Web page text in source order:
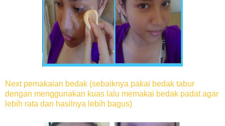
Next pemakaian bedak (sebaiknya pakai bedak tabur
dengan menggunakan kuas lalu memakai bedak padat agar
lebih rata dan hasilnya lebih bagus)